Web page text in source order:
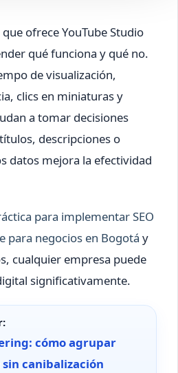
ofrece YouTube Studio
qué funciona y qué no.
de visualización,
clics en miniaturas y
a tomar decisiones
descripciones o
datos mejora la efectividad
para implementar SEO
para negocios en Bogotá y
cualquier empresa puede
significativamente.
cómo agrupar
canibalización